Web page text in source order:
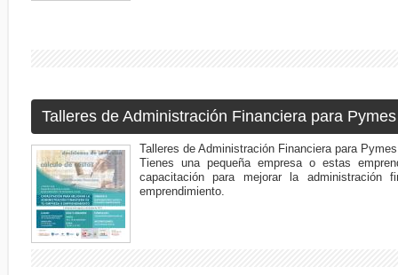
Talleres de Administración Financiera para
Talleres de Administración Financiera para
Tienes una pequeña empresa o estas
capacitación para mejorar la administración
emprendimiento.